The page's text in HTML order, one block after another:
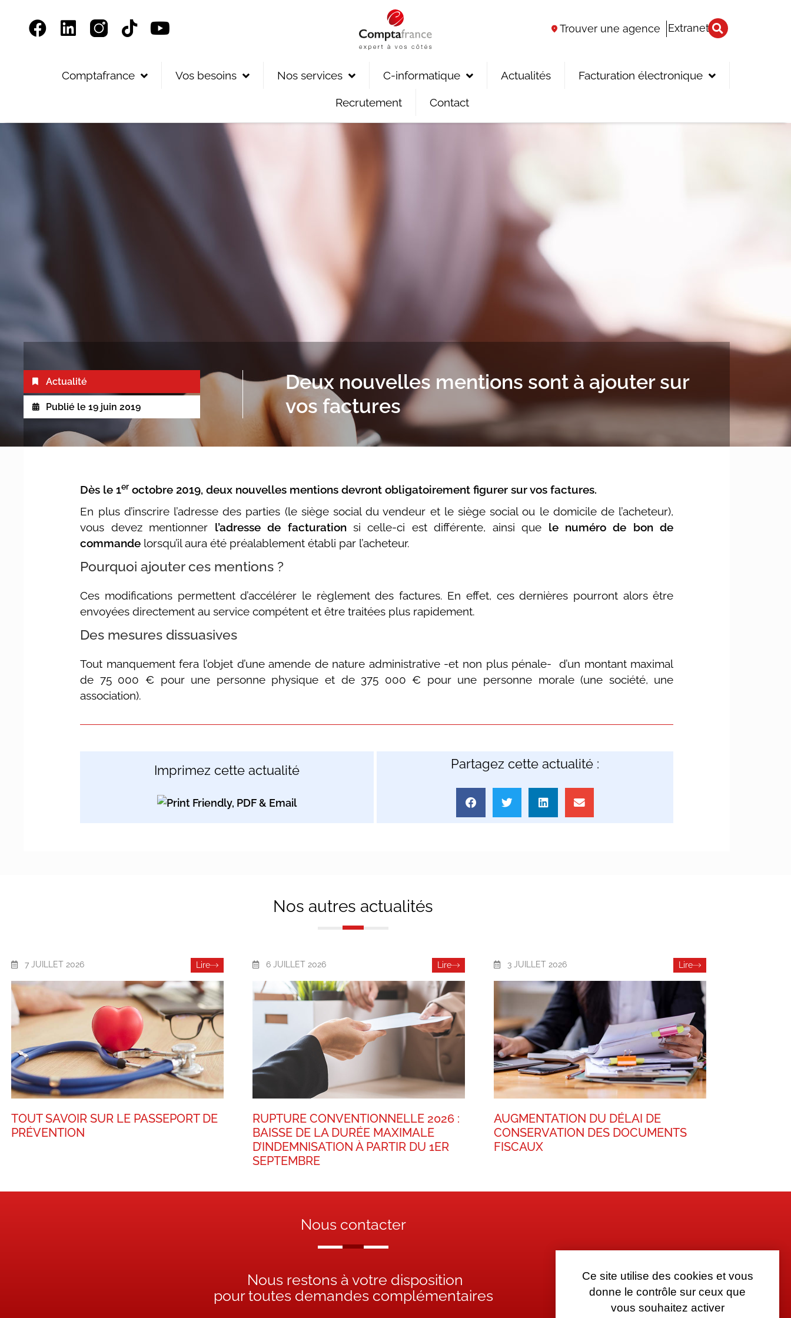
Trouver une agence Extranet
Comptafrance Vos besoins Nos services C-informatique Actualités Facturation électronique
Recrutement Contact
Actualité
Publié le 19 juin 2019
Deux nouvelles mentions sont à ajouter sur
vos factures
Dès le 1er octobre 2019, deux nouvelles mentions devront obligatoirement figurer sur vos factures.
En plus d’inscrire l’adresse des parties (le siège social du vendeur et le siège social ou le domicile de l’acheteur),
vous devez mentionner l’adresse de facturationsi celle-ci est différente, ainsi que le numéro de bon de
commande lorsqu’il aura été préalablement établi par l’acheteur.
Pourquoi ajouter ces mentions ?
Ces modifications permettent d’accélérer le règlement des factures. En effet, ces dernières pourront alors être
envoyées directement au service compétent et être traitées plus rapidement.
Des mesures dissuasives
Tout manquement fera l’objet d’une amende de nature administrative -et non plus pénale- d’un montant maximal
de 75 000 € pour une personne physique et de 375 000 € pour une personne morale (une société, une
association).
Imprimez cette actualité Partagez cette actualité :
Nos autres actualités
7 JUILLET 2026 Lire
TOUT SAVOIR SUR LE PASSEPORT DE
PRÉVENTION
6 JUILLET 2026 Lire
RUPTURE CONVENTIONNELLE 2026 :
BAISSE DE LA DURÉE MAXIMALE
D’INDEMNISATION À PARTIR DU 1ER
SEPTEMBRE
3 JUILLET 2026 Lire
AUGMENTATION DU DÉLAI DE
CONSERVATION DES DOCUMENTS
FISCAUX
Nous contacter
Nous restons à votre disposition
pour toutes demandes complémentaires
Ce site utilise des cookies et vous
donne le contrôle sur ceux que
vous souhaitez activer